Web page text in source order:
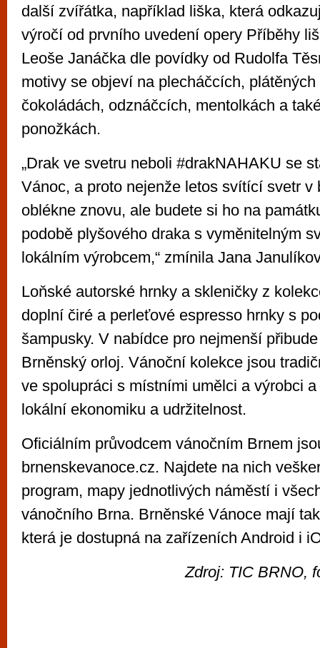
další zvířátka, například liška, která
výročí od prvního uvedení opery Příběhy
Leoše Janáčka dle povídky od Rudolfa
motivy se objeví na plecháčcích, plátěných
čokoládách, odznáčcích, mentolkách a
ponožkách.
„Drak ve svetru neboli #drakNAHAKU se
Vánoc, a proto nejenže letos svítící svetr v
oblékne znovu, ale budete si ho na
podobě plyšového draka s vyměnitelným
lokálním výrobcem,“ zmínila Jana
Loňské autorské hrnky a skleničky z
doplní čiré a perleťové espresso hrnky s
šampusky. V nabídce pro nejmenší
Brněnský orloj. Vánoční kolekce jsou
ve spolupráci s místními umělci a výrobci
lokální ekonomiku a udržitelnost.
Oficiálním průvodcem vánočním Brnem
brnenskevanoce.cz. Najdete na nich
program, mapy jednotlivých náměstí i
vánočního Brna. Brněnské Vánoce mají
která je dostupná na zařízeních Android i
Zdroj: TIC BRNO,